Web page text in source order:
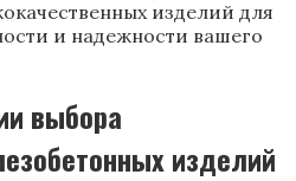
изделий для
и надежности вашего
выбора
изделий